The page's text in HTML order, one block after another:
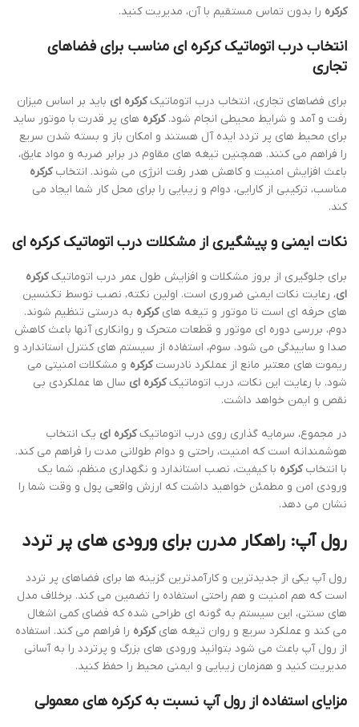
کرکره را بدون تماس مستقیم با آن، مدیریت کنید.
انتخاب درب اتوماتیککرکره ای مناسب برای فضاهای
تجاری
برای فضاهای تجاری، انتخاب درب اتوماتیککرکره ای باید بر اساس میزان
رفت و آمد و شرایط محیطی انجام شود.کرکره های پر قدرت با موتور ساید
برای محیط های پر تردد ایده آل هستند و امکان باز و بسته شدن سریع
را فراهم می کنند. همچنین تیغه های مقاوم در برابر ضربه و مواد عایق،
باعث افزایش امنیت و کاهش هدر رفت انرژی می شوند. انتخابکرکره
مناسب، ترکیبی از کارایی، دوام و زیبایی را برای محل کار شما ایجاد می
کند.
نکات ایمنی و پیشگیری از مشکلات درب اتوماتیککرکره ای
برای جلوگیری از بروز مشکلات و افزایش طول عمر درب اتوماتیککرکره
ای، رعایت نکات ایمنی ضروری است. اولین نکته، نصب توسط تکنسین
های حرفه ای است تا موتور و تیغه هایکرکره به درستی تنظیم شوند.
دوم، بررسی دوره ای موتور و قطعات متحرک و روانکاری آنها باعث کاهش
صدا و ساییدگی می شود. سوم، استفاده از سیستم های کنترل استاندارد و
ریموت های معتبر مانع از عملکرد نادرستکرکره و مشکلات امنیتی می
شود. با رعایت این نکات، درب اتوماتیککرکره ای سال ها عملکردی بی
نقص و ایمن خواهد داشت.
در مجموع، سرمایه گذاری روی درب اتوماتیککرکره ای یک انتخاب
هوشمندانه است که امنیت، راحتی و دوام طولانی مدت را فراهم می کند.
با انتخابکرکره با کیفیت، نصب استاندارد و نگهداری منظم، شما یک
ورودی امن و مطمئن خواهید داشت که ارزش واقعی پول و وقت شما را
نشان می دهد.
رول آپ: راهکار مدرن برای ورودی های پر تردد
رول آپ یکی از جدیدترین و کارآمدترین گزینه ها برای فضاهای پر تردد
است که هم امنیت و هم راحتی استفاده را تضمین می کند. برخلاف مدل
های سنتی، این سیستم به گونه ای طراحی شده که فضای کمی اشغال
می کند و عملکرد سریع و روان تیغه هایکرکره را فراهم می کند. استفاده
از رول آپ باعث می شود بتوانید ورودی های بزرگ و پرتردد را به آسانی
مدیریت کنید و همزمان زیبایی و ایمنی محیط را حفظ کنید.
مزایای استفاده از رول آپ نسبت بهکرکره های معمولی